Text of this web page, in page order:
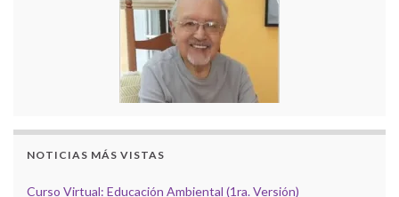
NOTICIAS MÁS VISTAS
Curso Virtual: Educación Ambiental (1ra. Versión)